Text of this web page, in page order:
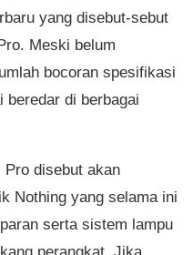
yang disebut-sebut
Meski belum
bocoran spesifikasi
beredar di berbagai
Pro disebut akan
Nothing yang selama ini
serta sistem lampu